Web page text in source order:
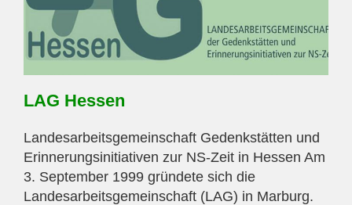
LAG Hessen
Landesarbeitsgemeinschaft Gedenkstätten und
Erinnerungsinitiativen zur NS-Zeit in Hessen Am
3. September 1999 gründete sich die
Landesarbeitsgemeinschaft (LAG) in Marburg.